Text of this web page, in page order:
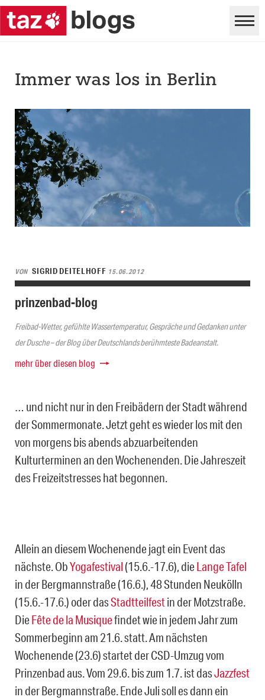
Immer was los in Berlin
VON SIGRID DEITELHOFF 15.06.2012
prinzenbad-blog
Freibad-Wetter, gefühlte Wassertemperatur, Gespräche und Gedanken unter
der Dusche – der Blog über Deutschlands berühmteste Badeanstalt.
mehr über diesen blog
… und nicht nur in den Freibädern der Stadt während
der Sommermonate. Jetzt geht es wieder los mit den
von morgens bis abends abzuarbeitenden
Kulturterminen an den Wochenenden. Die Jahreszeit
des Freizeitstresses hat begonnen.
Allein an diesem Wochenende jagt ein Event das
nächste. ObYogafestival(15.6.-17.6), dieLange Tafel
in der Bergmannstraße (16.6.), 48 Stunden Neukölln
(15.6.-17.6.) oder dasStadtteilfestin der Motzstraße.
DieFête de la Musiquefindet wie in jedem Jahr zum
Sommerbeginn am 21.6. statt. Am nächsten
Wochenende (23.6) startet der CSD-Umzug vom
Prinzenbad aus. Vom 29.6. bis zum 1.7. ist dasJazzfest
in der Bergmannstraße. Ende Juli soll es dann ein